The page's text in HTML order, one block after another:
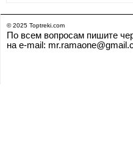
© 2025 Toptreki.com
По всем вопросам пишите
на e-mail: